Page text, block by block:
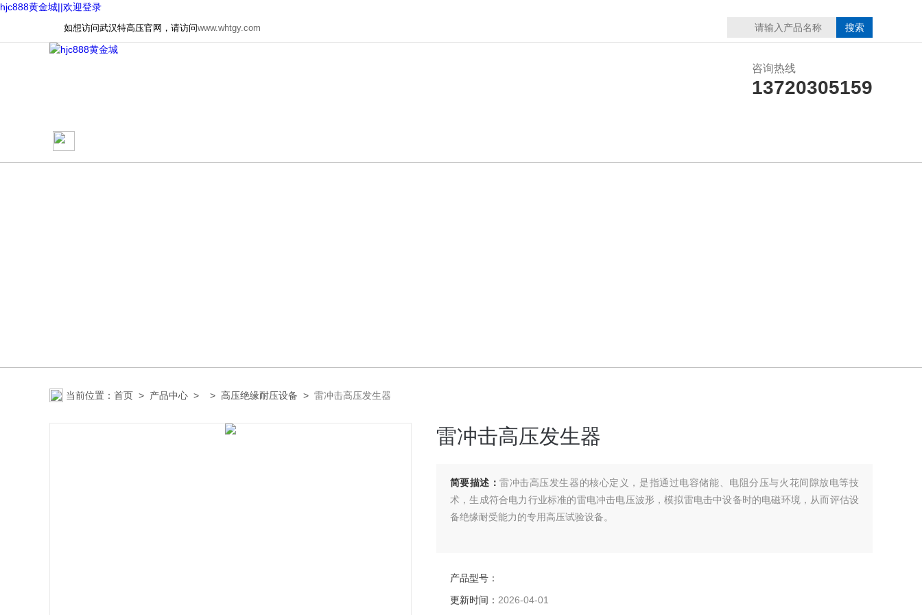
hjc888黄金城||欢迎登录
如想访问武汉特高压官网，请访问www.whtgy.com
咨询热线
13720305159
当前位置： 首页 > 产品中心 > > 高压绝缘耐压设备 > 雷冲击高压发生器
雷冲击高压发生器
简要描述： 雷冲击高压发生器的核心定义，是指通过电容储能、电阻分压与火花间隙放电等技
术，生成符合电力行业标准的雷电冲击电压波形，模拟雷电击中设备时的电磁环境，从而评估设
备绝缘耐受能力的专用高压试验设备。
产品型号：
更新时间： 2026-04-01